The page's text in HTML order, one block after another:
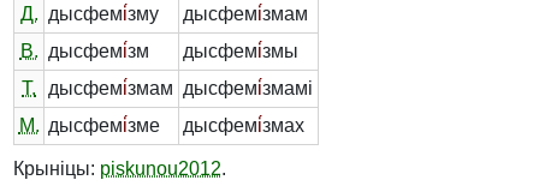
Д. дысфемі́зму дысфемі́змам
В. дысфемі́зм дысфемі́змы
Т.
дысфемі́змам дысфемі́змамі
М. дысфемі́зме дысфемі́змах
Крыніцы: piskunou2012.